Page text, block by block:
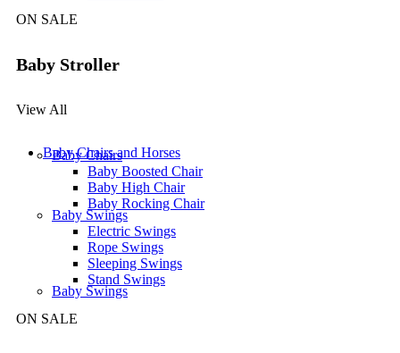
ON SALE
Baby Stroller
View All
Baby Chairs and Horses
Baby Chairs
Baby Boosted Chair
Baby High Chair
Baby Rocking Chair
Baby Swings
Electric Swings
Rope Swings
Sleeping Swings
Stand Swings
Baby Swings
ON SALE